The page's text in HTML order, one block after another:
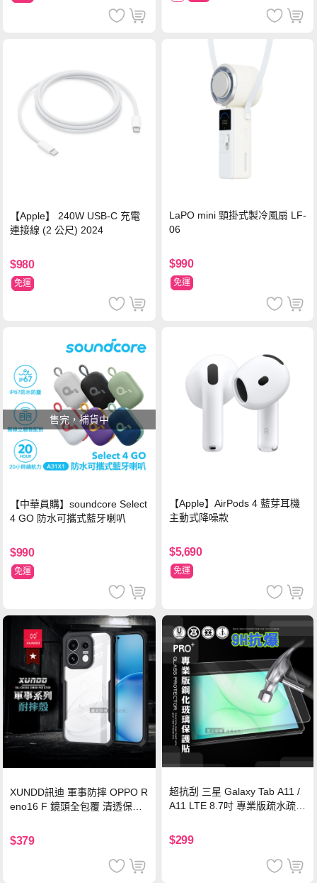
【Apple】 240W USB-C 充電
連接線 (2 公尺) 2024
$980
免運
LaPO mini 頸掛式製冷風扇 LF-
06
$990
免運
售完，補貨中
【中華員購】soundcore Select
4 GO 防水可攜式藍牙喇叭
$990
免運
【Apple】AirPods 4 藍芽耳機
主動式降噪款
$5,690
免運
XUNDD訊迪 軍事防摔 OPPO R
eno16 F 鏡頭全包覆 清透保護
$379
超抗刮 三星 Galaxy Tab A11 /
A11 LTE 8.7吋 專業版疏水疏油
$299